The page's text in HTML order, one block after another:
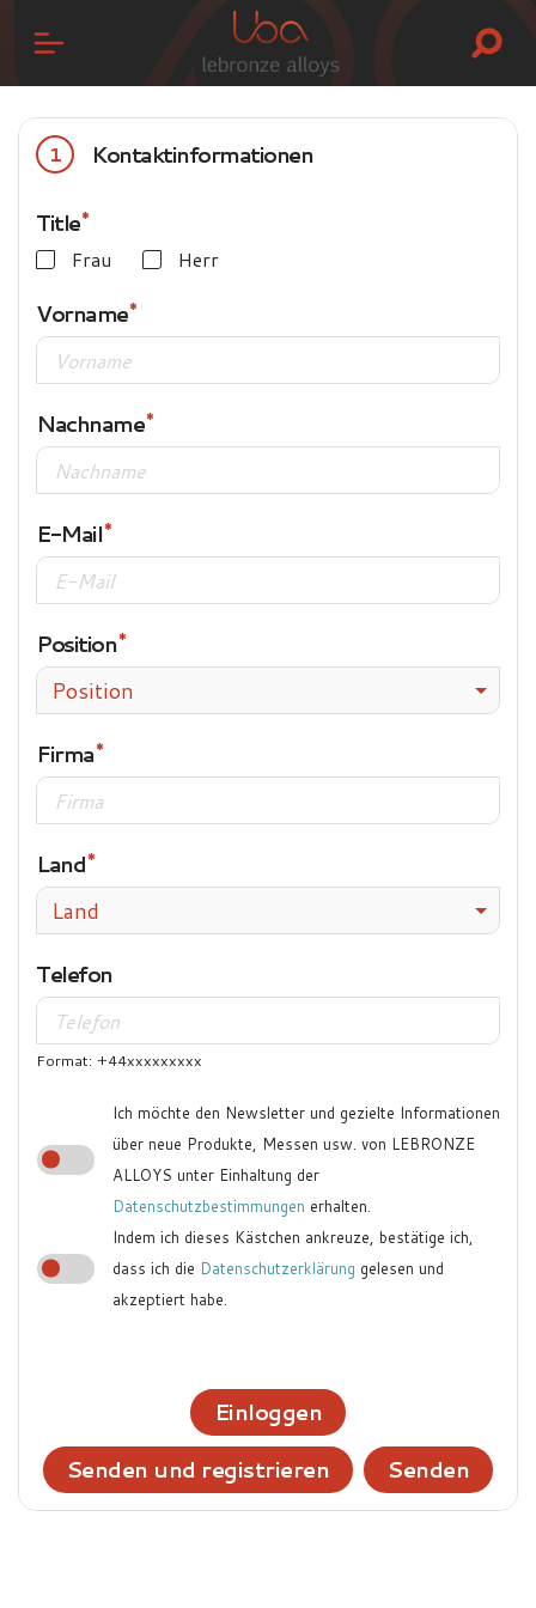
1 Kontaktinformationen
Title
Frau Herr
Vorname
Nachname
E-Mail
Position
Position
Firma
Land
Land
Telefon
Format: +44xxxxxxxxx
Ich möchte den Newsletter und gezielte Informationen
über neue Produkte, Messen usw. von LEBRONZE
ALLOYS unter Einhaltung der
Datenschutzbestimmungen erhalten.
Indem ich dieses Kästchen ankreuze, bestätige ich,
dass ich die Datenschutzerklärung gelesen und
akzeptiert habe.
Einloggen
Senden und registrieren
Senden